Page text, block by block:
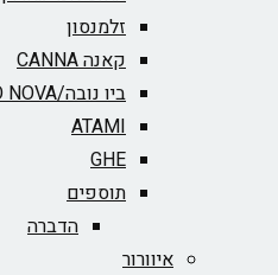
זלמנסון
קאנה CANNA
ביו נובה/BIO NOVA‏
ATAMI
GHE
תוספים
הדברה
איוורור